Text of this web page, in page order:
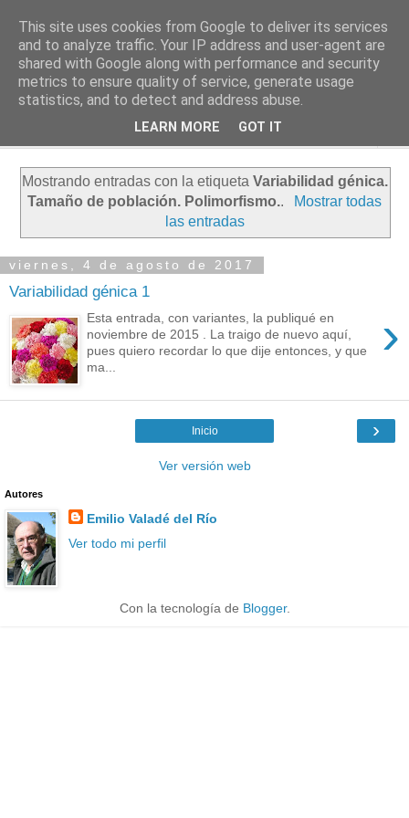
PASEANTE SILENCIOSO
Blog personal de Emilio Valadé del Río
Mostrando entradas con la etiqueta Variabilidad génica.
Tamaño de población. Polimorfismo..
Mostrar todas
las entradas
viernes, 4 de agosto de 2017
Variabilidad génica 1
›
Esta entrada, con variantes, la publiqué en
noviembre de 2015 . La traigo de nuevo aquí,
pues quiero recordar lo que dije entonces, y que
ma...
›
Inicio
Ver versión web
Autores
Emilio Valadé del Río
Ver todo mi perfil
Con la tecnología de Blogger.
This site uses cookies from Google to deliver its services
and to analyze traffic. Your IP address and user-agent are
shared with Google along with performance and security
metrics to ensure quality of service, generate usage
statistics, and to detect and address abuse.
LEARN MORE GOT IT